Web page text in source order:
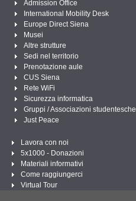
Admission Office
International Mobility Desk
Europe Direct Siena
Musei
Altre strutture
Sedi nel territorio
Prenotazione aule
CUS Siena
Rete WiFi
Sicurezza informatica
Gruppi / Associazioni studentesche
Just Peace
Lavora con noi
5x1000 - Donazioni
Materiali informativi
Come raggiungerci
Virtual Tour